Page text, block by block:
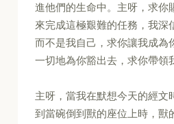
進他們的生命中。主呀，求你
來完成這極艱難的任務，我深
而不是我自己，求你讓我成為
一切地為你豁出去，求你帶領
主呀，當我在默想今天的經文
到當碗倒到獸的座位上時，獸